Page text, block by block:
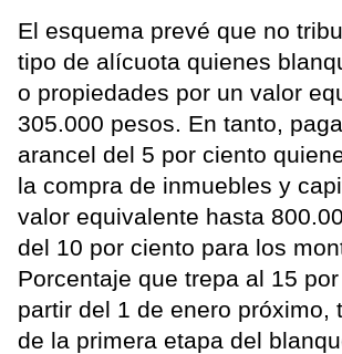
El esquema prevé que no
tipo de alícuota quienes
o propiedades por un valor
305.000 pesos. En tanto,
arancel del 5 por ciento
la compra de inmuebles y
valor equivalente hasta
del 10 por ciento para los
Porcentaje que trepa al 15
partir del 1 de enero próximo,
de la primera etapa del